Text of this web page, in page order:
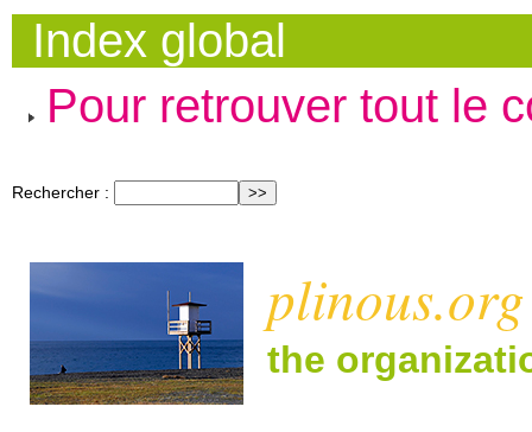
Index global
Pour retrouver tout le
Rechercher :
plinous.org
the